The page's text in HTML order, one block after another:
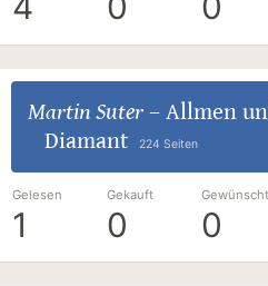
Martin Suter– Allmen
Diamant
224 Seiten
Gelesen
1
Gekauft
0
Gewünscht
0